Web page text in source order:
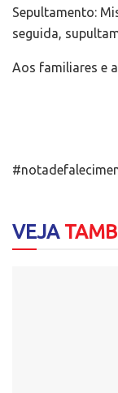
Sepultamento:
seguida,
Aos familiares e
VEJA